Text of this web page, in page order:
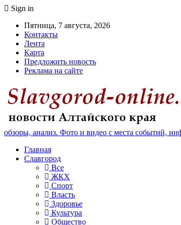
Sign in
Пятница, 7 августа, 2026
Контакты
Лента
Карта
Предложить новость
Реклама на сайте
обзоры, анализ. Фото и видео с места событий,
Главная
Славгород
Все
ЖКХ
Спорт
Власть
Здоровье
Культура
Общество